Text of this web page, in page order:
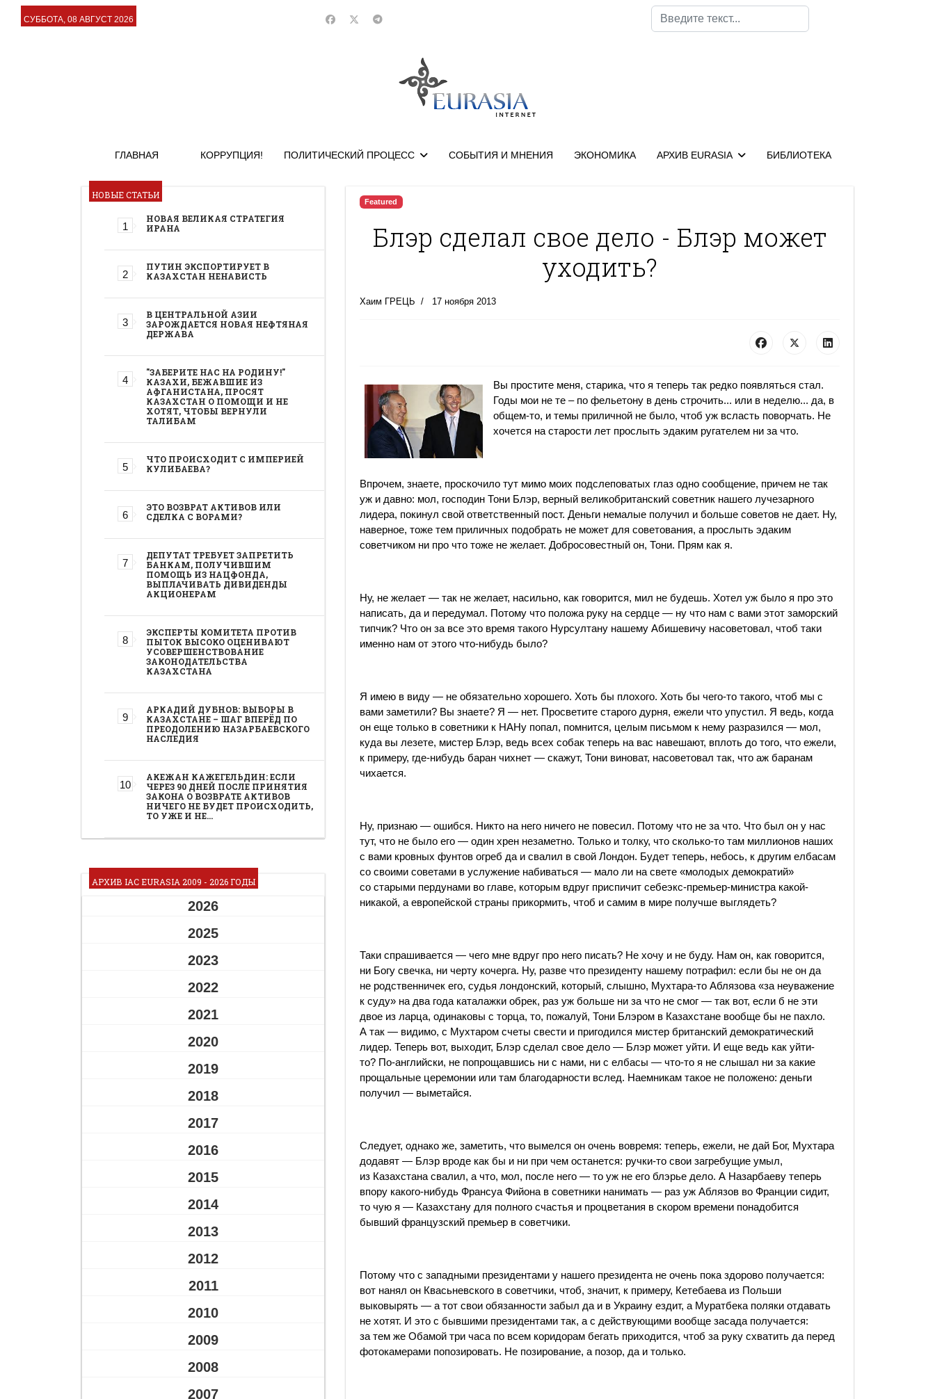
СУББОТА, 08 АВГУСТ 2026
Поиск
ГЛАВНАЯ КОРРУПЦИЯ! ПОЛИТИЧЕСКИЙ ПРОЦЕСС СОБЫТИЯ И МНЕНИЯ ЭКОНОМИКА АРХИВ EURASIA БИБЛИОТЕКА
НОВЫЕ СТАТЬИ
НОВАЯ ВЕЛИКАЯ СТРАТЕГИЯ
ИРАНА
ПУТИН ЭКСПОРТИРУЕТ В
КАЗАХСТАН НЕНАВИСТЬ
В ЦЕНТРАЛЬНОЙ АЗИИ
ЗАРОЖДАЕТСЯ НОВАЯ НЕФТЯНАЯ
ДЕРЖАВА
"ЗАБЕРИТЕ НАС НА РОДИНУ!"
КАЗАХИ, БЕЖАВШИЕ ИЗ
АФГАНИСТАНА, ПРОСЯТ
КАЗАХСТАН О ПОМОЩИ И НЕ
ХОТЯТ, ЧТОБЫ ВЕРНУЛИ
ТАЛИБАМ
ЧТО ПРОИСХОДИТ С ИМПЕРИЕЙ
КУЛИБАЕВА?
ЭТО ВОЗВРАТ АКТИВОВ ИЛИ
СДЕЛКА С ВОРАМИ?
ДЕПУТАТ ТРЕБУЕТ ЗАПРЕТИТЬ
БАНКАМ, ПОЛУЧИВШИМ
ПОМОЩЬ ИЗ НАЦФОНДА,
ВЫПЛАЧИВАТЬ ДИВИДЕНДЫ
АКЦИОНЕРАМ
ЭКСПЕРТЫ КОМИТЕТА ПРОТИВ
ПЫТОК ВЫСОКО ОЦЕНИВАЮТ
УСОВЕРШЕНСТВОВАНИЕ
ЗАКОНОДАТЕЛЬСТВА
КАЗАХСТАНА
АРКАДИЙ ДУБНОВ: ВЫБОРЫ В
КАЗАХСТАНЕ – ШАГ ВПЕРЁД ПО
ПРЕОДОЛЕНИЮ НАЗАРБАЕВСКОГО
НАСЛЕДИЯ
АКЕЖАН КАЖЕГЕЛЬДИН: ЕСЛИ
ЧЕРЕЗ 90 ДНЕЙ ПОСЛЕ ПРИНЯТИЯ
ЗАКОНА О ВОЗВРАТЕ АКТИВОВ
НИЧЕГО НЕ БУДЕТ ПРОИСХОДИТЬ,
ТО УЖЕ И НЕ…
АРХИВ IAC EURASIA 2009 - 2026 ГОДЫ
2026
2025
2023
2022
2021
2020
2019
2018
2017
2016
2015
2014
2013
2012
2011
2010
2009
2008
2007
Featured
Блэр сделал свое дело - Блэр может
уходить?
Хаим ГРЕЦЬ 17 ноября 2013
Вы простите меня, старика, что я теперь так редко появляться стал.
Годы мои не те – по фельетону в день строчить... или в неделю... да, в
общем-то, и темы приличной не было, чтоб уж всласть поворчать. Не
хочется на старости лет прослыть эдаким ругателем ни за что.
Впрочем, знаете, проскочило тут мимо моих подслеповатых глаз одно сообщение, причем не так
уж и давно: мол, господин Тони Блэр, верный великобританский советник нашего лучезарного
лидера, покинул свой ответственный пост. Деньги немалые получил и больше советов не дает. Ну,
наверное, тоже тем приличных подобрать не может для советования, а прослыть эдаким
советчиком ни про что тоже не желает. Добросовестный он, Тони. Прям как я.
Ну, не желает — так не желает, насильно, как говорится, мил не будешь. Хотел уж было я про это
написать, да и передумал. Потому что положа руку на сердце — ну что нам с вами этот заморский
типчик? Что он за все это время такого Нурсултану нашему Абишевичу насоветовал, чтоб таки
именно нам от этого что-нибудь было?
Я имею в виду — не обязательно хорошего. Хоть бы плохого. Хоть бы чего-то такого, чтоб мы с
вами заметили? Вы знаете? Я — нет. Просветите старого дурня, ежели что упустил. Я ведь, когда
он еще только в советники к НАНу попал, помнится, целым письмом к нему разразился — мол,
куда вы лезете, мистер Блэр, ведь всех собак теперь на вас навешают, вплоть до того, что ежели,
к примеру, где-нибудь баран чихнет — скажут, Тони виноват, насоветовал так, что аж баранам
чихается.
Ну, признаю — ошибся. Никто на него ничего не повесил. Потому что не за что. Что был он у нас
тут, что не было его — один хрен незаметно. Только и толку, что сколько-то там миллионов наших
с вами кровных фунтов огреб да и свалил в свой Лондон. Будет теперь, небось, к другим елбасам
со своими советами в услужение набиваться — мало ли на свете «молодых демократий»
со старыми пердунами во главе, которым вдруг приспичит себеэкс-премьер-министра какой-
никакой, а европейской страны прикормить, чтоб и самим в мире получше выглядеть?
Таки спрашивается — чего мне вдруг про него писать? Не хочу и не буду. Нам он, как говорится,
ни Богу свечка, ни черту кочерга. Ну, разве что президенту нашему потрафил: если бы не он да
не родственничек его, судья лондонский, который, слышно, Мухтара-то Аблязова «за неуважение
к суду» на два года каталажки обрек, раз уж больше ни за что не смог — так вот, если б не эти
двое из ларца, одинаковы с торца, то, пожалуй, Тони Блэром в Казахстане вообще бы не пахло.
А так — видимо, с Мухтаром счеты свести и пригодился мистер британский демократический
лидер. Теперь вот, выходит, Блэр сделал свое дело — Блэр может уйти. И еще ведь как уйти-
то? По-английски, не попрощавшись ни с нами, ни с елбасы — что-то я не слышал ни за какие
прощальные церемонии или там благодарности вслед. Наемникам такое не положено: деньги
получил — выметайся.
Следует, однако же, заметить, что вымелся он очень вовремя: теперь, ежели, не дай Бог, Мухтара
додавят — Блэр вроде как бы и ни при чем останется: ручки-то свои загребущие умыл,
из Казахстана свалил, а что, мол, после него — то уж не его блэрье дело. А Назарбаеву теперь
впору какого-нибудь Франсуа Фийона в советники нанимать — раз уж Аблязов во Франции сидит,
то чую я — Казахстану для полного счастья и процветания в скором времени понадобится
бывший французский премьер в советчики.
Потому что с западными президентами у нашего президента не очень пока здорово получается:
вот нанял он Квасьневского в советчики, чтоб, значит, к примеру, Кетебаева из Польши
выковырять — а тот свои обязанности забыл да и в Украину ездит, а Муратбека поляки отдавать
не хотят. И это с бывшими президентами так, а с действующими вообще засада получается:
за тем же Обамой три часа по всем коридорам бегать приходится, чтоб за руку схватить да перед
фотокамерами попозировать. Не позирование, а позор, да и только.